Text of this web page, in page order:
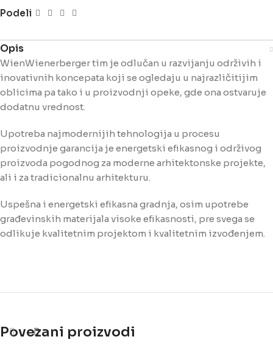
Podeli
Opis
WienWienerberger tim je odlučan u razvijanju održivih i
inovativnih koncepata koji se ogledaju u najrazličitijim
oblicima pa tako i u proizvodnji opeke, gde ona ostvaruje
dodatnu vrednost.
Upotreba najmodernijih tehnologija u procesu
proizvodnje garancija je energetski efikasnog i održivog
proizvoda pogodnog za moderne arhitektonske projekte,
ali i za tradicionalnu arhitekturu.
Uspešna i energetski efikasna gradnja, osim upotrebe
građevinskih materijala visoke efikasnosti, pre svega se
odlikuje kvalitetnim projektom i kvalitetnim izvođenjem.
Povezani proizvodi